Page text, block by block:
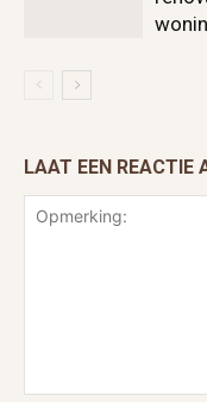
LAAT EEN REACTIE